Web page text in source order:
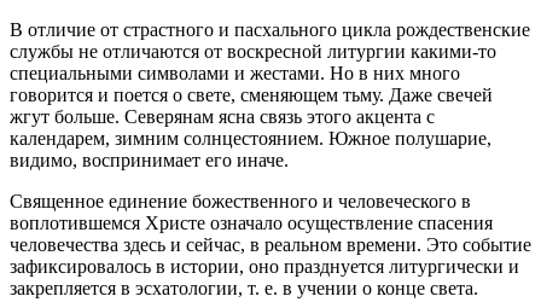
В отличие от страстного и пасхального цикла рождественские
службы не отличаются от воскресной литургии какими-то
специальными символами и жестами. Но в них много
говорится и поется о свете, сменяющем тьму. Даже свечей
жгут больше. Северянам ясна связь этого акцента с
календарем, зимним солнцестоянием. Южное полушарие,
видимо, воспринимает его иначе.
Священное единение божественного и человеческого в
воплотившемся Христе означало осуществление спасения
человечества здесь и сейчас, в реальном времени. Это событие
зафиксировалось в истории, оно празднуется литургически и
закрепляется в эсхатологии, т. е. в учении о конце света.